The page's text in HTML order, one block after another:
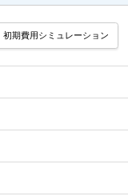
初期費用シミュレーション